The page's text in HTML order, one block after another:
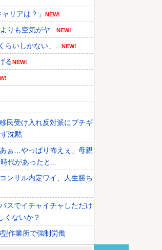
リアは？」 NEW!
りも空気がヤ... NEW!
らいしかない」... NEW!
るNEW!
壁を越えてIO...
記録削除を要...
道！」→「信頼...
民受け入れ反対派にブチギ
沈黙
ぁ…やっぱり怖えぇ」母親
代があったと...
ンサル内定ワイ、人生勝ち
スでイチャイチャしただけ
くないか？
作業所で強制労働